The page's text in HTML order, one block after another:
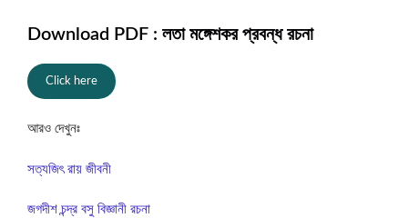
Download PDF : লতা মঙ্গেশকর প্রবন্ধ রচনা
Click here
আরও দেখুনঃ
সত্যজিৎ রায় জীবনী
জগদীশ চন্দ্র বসু বিজ্ঞানী রচনা